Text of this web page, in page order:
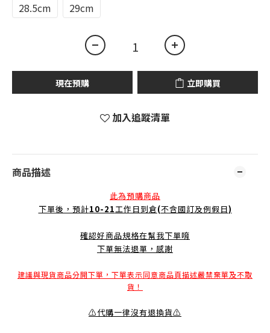
28.5cm
29cm
現在預購 立即購買
加入追蹤清單
商品描述
此為預購商品
下單後，預計10-21工作日到倉(不含國訂及例假日)
確認好商品規格在幫我下單唷
下單無法退單，感謝
建議與現貨商品分開下單，下單表示同意商品頁描述嚴禁棄單及不取
貨！
⚠️代購一律沒有退換貨⚠️